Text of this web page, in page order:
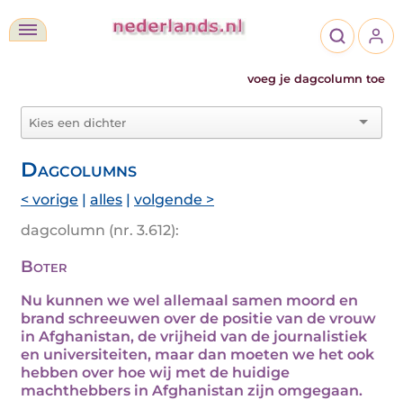
voeg je dagcolumn toe
Dagcolumns
< vorige | alles | volgende >
dagcolumn (nr. 3.612):
Boter
Nu kunnen we wel allemaal samen moord en
brand schreeuwen over de positie van de vrouw
in Afghanistan, de vrijheid van de journalistiek
en universiteiten, maar dan moeten we het ook
hebben over hoe wij met de huidige
machthebbers in Afghanistan zijn omgegaan.